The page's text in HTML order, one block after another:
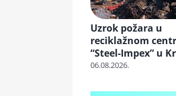
Uzrok požara u
reciklažnom
“Steel-Impex” u
još nije utvrđen:
06.08.2026.